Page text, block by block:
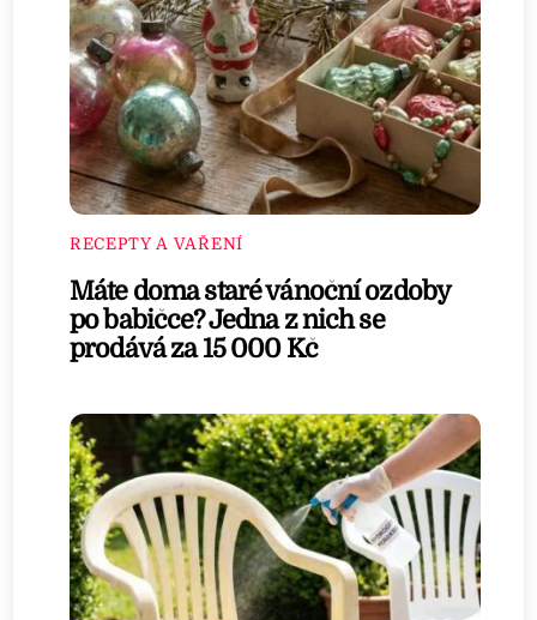
RECEPTY A VAŘENÍ
Máte doma staré vánoční ozdoby
po babičce? Jedna z nich se
prodává za 15 000 Kč